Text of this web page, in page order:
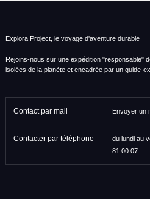
Explora Project, le voyage d'aventure durable
Rejoins-nous sur une expédition "responsable"
isolées de la planète et encadrée par un guide-
Contact par mail Envoyer un
Contacter par téléphone du lundi au
81 00 07